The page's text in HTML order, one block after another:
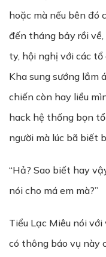
hoặc mà nếu bên đó
đến tháng bảy rồi về,
ty, hội nghị với các tổ
Kha sung sướng lắm
chiến còn hay liều
hack hệ thống bọn
người mà lúc bã biết
“Hả? Sao biết hay
nói cho má em mà?”
Tiểu Lạc Miêu nói
có thông báo vụ này